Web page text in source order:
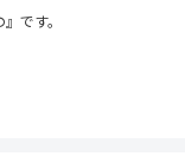
です。